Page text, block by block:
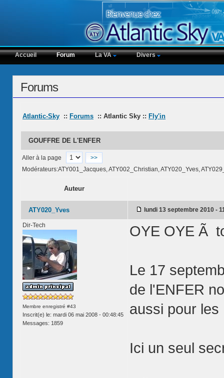
Accueil Forum La VA Divers
Forums
Atlantic-Sky :: Forums :: Atlantic Sky :: Fly'in
GOUFFRE DE L'ENFER
Aller à la page
>>
Modérateurs:ATY001_Jacques, ATY002_Christian, ATY020_Yves,
Auteur
ATY020_Yves lundi 13 septembre 2010 -
Dir-Tech
Membre enregistré #43
Inscrit(e) le: mardi 06 mai 2008 - 00:48:45
Messages: 1859
OYE OYE Ã
Le 17
de l'ENFER
aussi pour
Ici un seul